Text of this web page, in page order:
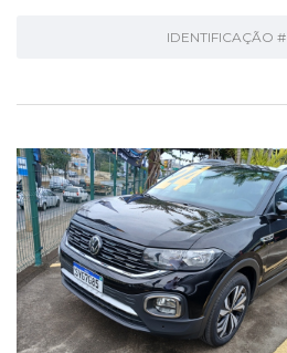
IDENTIFICAÇÃO #